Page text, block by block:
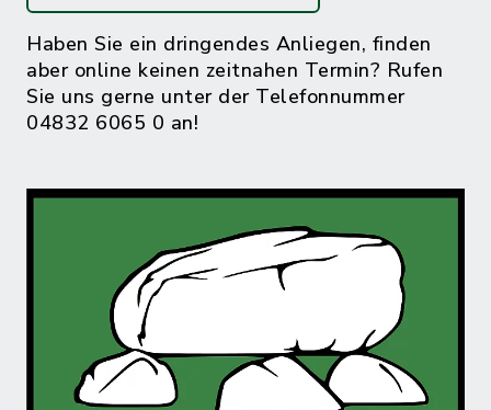
Haben Sie ein dringendes Anliegen, finden
aber online keinen zeitnahen Termin? Rufen
Sie uns gerne unter der Telefonnummer
04832 6065 0 an!